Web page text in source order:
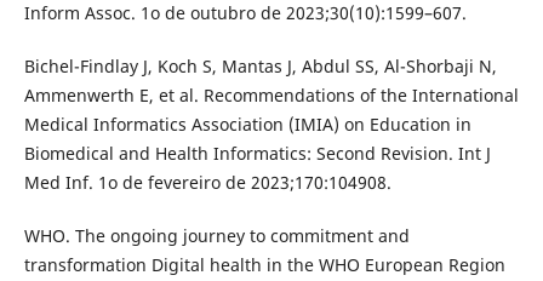
Inform Assoc. 1o de outubro de 2023;30(10):1599–607.
Bichel-Findlay J, Koch S, Mantas J, Abdul SS, Al-Shorbaji N,
Ammenwerth E, et al. Recommendations of the International
Medical Informatics Association (IMIA) on Education in
Biomedical and Health Informatics: Second Revision. Int J
Med Inf. 1o de fevereiro de 2023;170:104908.
WHO. The ongoing journey to commitment and
transformation Digital health in the WHO European Region